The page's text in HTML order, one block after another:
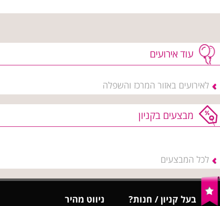
עוד אירועים
לאירועים באזור המרכז והשפלה
מבצעים בקניון
לכל המבצעים
בעל קניון / חנות?
ניווט מהיר